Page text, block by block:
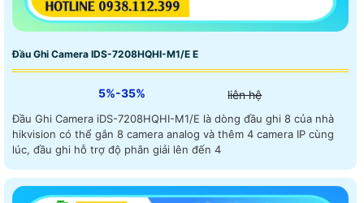
Đầu Ghi Camera IDS-7208HQHI-M1/E E
5%-35% liên hệ
Đầu Ghi Camera iDS-7208HQHI-M1/E là dòng đầu ghi 8 của nhà
hikvision có thể gắn 8 camera analog và thêm 4 camera IP cùng
lúc, đầu ghi hỗ trợ độ phân giải lên đến 4